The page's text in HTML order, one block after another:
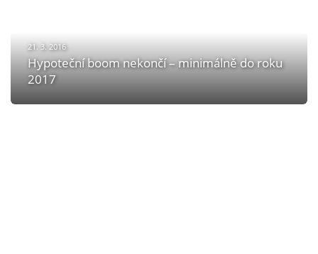
21. 3. 2016
Hypoteční boom nekončí – minimálně do roku
2017